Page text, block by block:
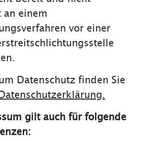
einem
vor einer
Datenschutz finden Sie
gilt auch für folgende